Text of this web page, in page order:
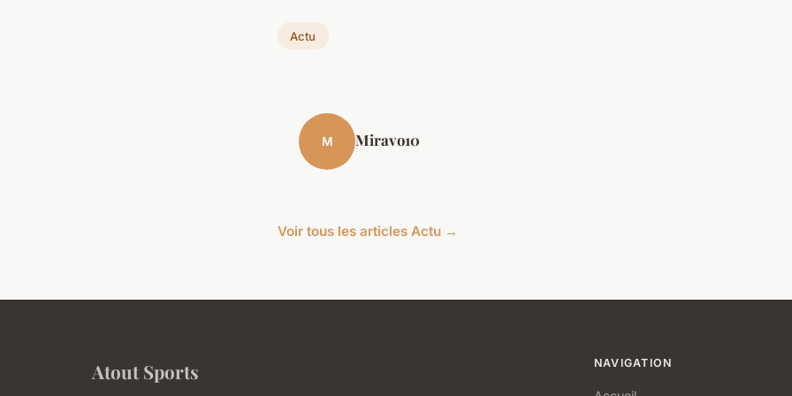
Actu
M Miravo10
Voir tous les articles Actu →
Atout Sports NAVIGATION